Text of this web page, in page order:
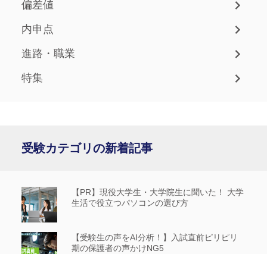
偏差値
内申点
進路・職業
特集
受験カテゴリの新着記事
【PR】現役大学生・大学院生に聞いた！ 大学
生活で役立つパソコンの選び方
【受験生の声をAI分析！】入試直前ピリピリ
期の保護者の声かけNG5